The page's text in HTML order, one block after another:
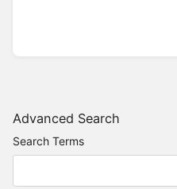
Advanced Search
Search Terms